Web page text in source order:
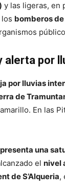
y las ligeras, en
bomberos
alerta por
por lluvias
de
En las
una
el nivel
de S’Alqueria,